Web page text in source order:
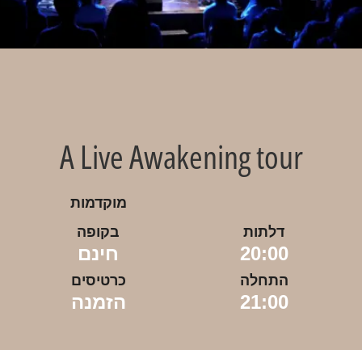
A Live Awakening tour
מוקדמות
דלתות
20:00
בקופה
חינם
התחלה
21:00
כרטיסים
הזמנה